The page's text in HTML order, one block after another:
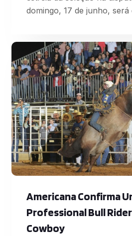
domingo, 17 de junho, será
serão abertos
para o último dia de
também marca a estreia
na disputa pelo hexa. Na
gigantescos irão g
Americana Confirma
Professional Bull
Cowboy